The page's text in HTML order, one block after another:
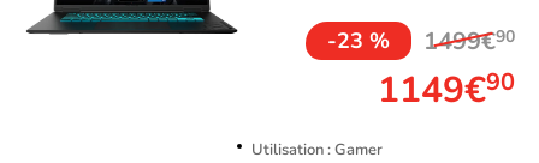
-23 % 1499€90
1149€90
Utilisation : Gamer